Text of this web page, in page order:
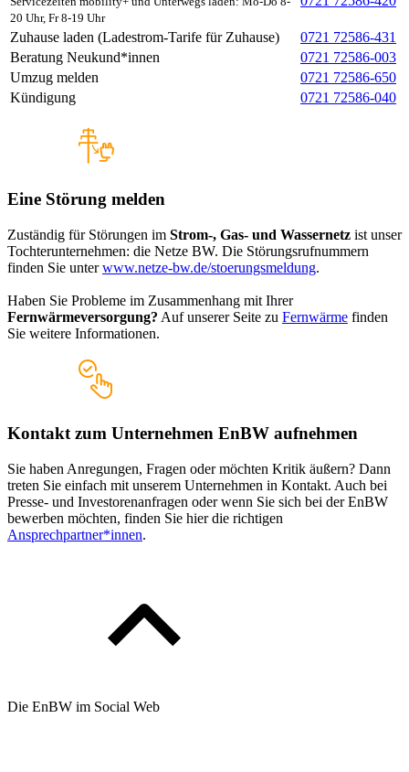
20 Uhr, Fr 8-19 Uhr
Zuhause laden (Ladestrom-Tarife für Zuhause)
0721 72586-431
Beratung Neukund*innen
0721 72586-003
Umzug melden
0721 72586-650
Kündigung
0721 72586-040
Eine Störung melden
Zuständig für Störungen im Strom-, Gas- und Wassernetz ist unser
Tochterunternehmen: die Netze BW. Die Störungsrufnummern
finden Sie unterwww.netze-bw.de/stoerungsmeldung.
Haben Sie Probleme im Zusammenhang mit Ihrer
Fernwärmeversorgung? Auf unserer Seite zu Fernwärme finden
Sie weitere Informationen.
Kontakt zum Unternehmen EnBW aufnehmen
Sie haben Anregungen, Fragen oder möchten Kritik äußern? Dann
treten Sie einfach mit unserem Unternehmen in Kontakt. Auch bei
Presse- und Investorenanfragen oder wenn Sie sich bei der EnBW
bewerben möchten, finden Sie hier die richtigen
Ansprechpartner*innen.
Die EnBW im Social Web